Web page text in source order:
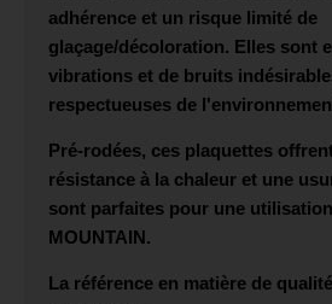
adhérence et un risque limité de
glaçage/décoloration. Elles sont
vibrations et de bruits
respectueuses de
Pré-rodées, ces plaquettes
résistance à la chaleur et une
sont parfaites pour une utilisation
MOUNTAIN.
La référence en matière de